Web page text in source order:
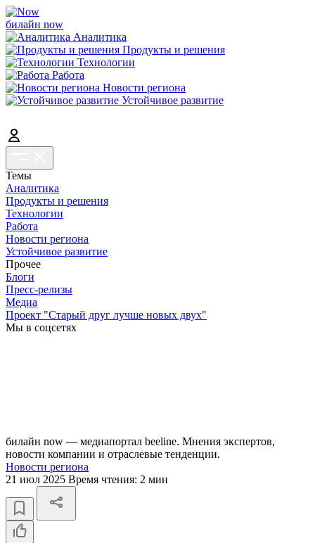
билайн now
Аналитика
Продукты и решения
Технологии
Работа
Новости региона
Устойчивое развитие
Темы
Аналитика
Продукты и решения
Технологии
Работа
Новости региона
Устойчивое развитие
Прочее
Блоги
Пресс-релизы
Медиа
Проект "Старый друг лучше новых двух"
Мы в соцсетях
билайн now — медиапортал beeline. Мнения экспертов,
новости компании и отраслевые тенденции.
Новости региона
21 июл 2025 Время чтения: 2 мин